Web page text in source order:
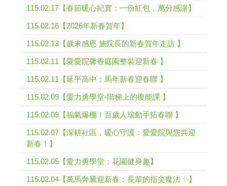
115.02.17【春節暖心紀實：一份紅包，萬分感謝】
115.02.16【2026年新春賀年】
115.02.13【歲末感恩 施院長的新春賀年走訪 】
115.02.11【愛愛院馨香庭園整裝迎新春 】
115.02.11【延平高中：馬年新春迎春聯 】
115.02.09【愛力勇學堂-階梯上的復能課 】
115.02.09【福氣爆棚！百歲人瑞動手拓春聯 】
115.02.07【深耕社區，暖心守護：愛愛院與您共迎
新春！】
115.02.05【愛力勇學堂：花園健身趣】
115.02.04【萬馬奔騰迎新春：長輩的指尖魔法 ✨】